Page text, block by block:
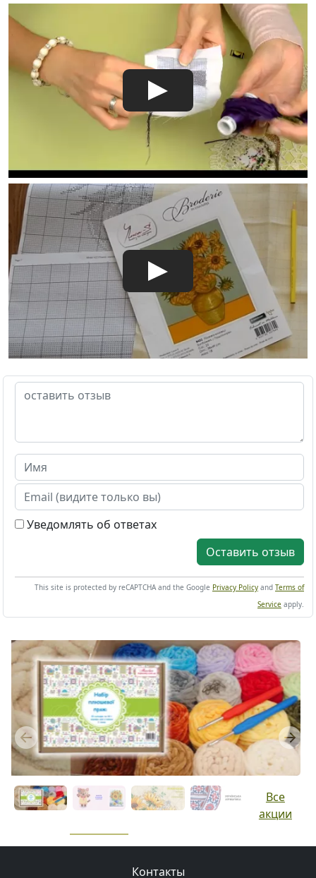
Уведомлять об ответах
Оставить отзыв
This site is protected by reCAPTCHA and the Google Privacy Policy and Terms of
Service apply.
Previous Next
Все
акции
Контакты